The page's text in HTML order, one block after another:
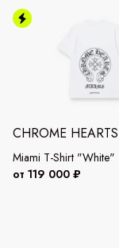
CHROME HEARTS
Miami T-Shirt "White"
от 119 000 ₽